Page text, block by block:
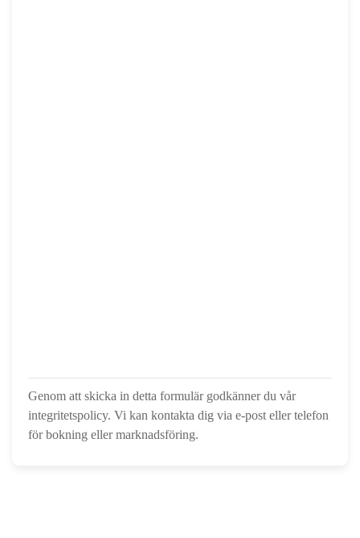
Genom att skicka in detta formulär godkänner du vår
integritetspolicy. Vi kan kontakta dig via e-post eller telefon
för bokning eller marknadsföring.